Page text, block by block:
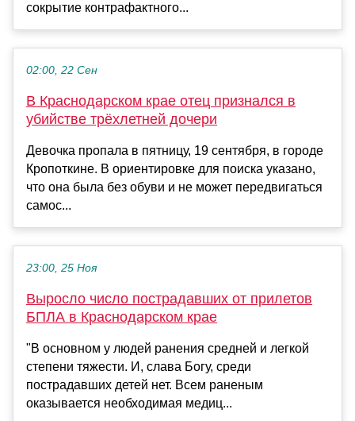
сокрытие контрафактного...
02:00, 22 Сен
В Краснодарском крае отец признался в
убийстве трёхлетней дочери
Девочка пропала в пятницу, 19 сентября, в городе
Кропоткине. В ориентировке для поиска указано,
что она была без обуви и не может передвигаться
самос...
23:00, 25 Ноя
Выросло число пострадавших от прилетов
БПЛА в Краснодарском крае
"В основном у людей ранения средней и легкой
степени тяжести. И, слава Богу, среди
пострадавших детей нет. Всем раненым
оказывается необходимая медиц...